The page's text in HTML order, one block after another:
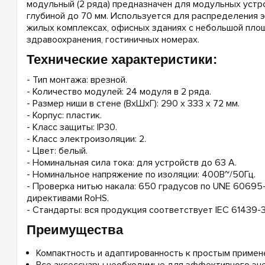
модульный (2 ряда) предназначен для модульных
глубиной до 70 мм. Используется для распределения
жилых комплексах, офисных зданиях с небольшой
здравоохранения, гостиничных номерах.
Технические характеристики:
- Тип монтажа: врезной.
- Количество модулей: 24 модуля в 2 ряда.
- Размер ниши в стене (ВxШxГ): 290 x 333 x 72 мм.
- Корпус: пластик.
- Класс защиты: IP30.
- Класс электроизоляции: 2.
- Цвет: белый.
- Номинальная сила тока: для устройств до 63 А.
- Номинальное напряжение по изоляции: 400В~/50Гц.
- Проверка нитью накала: 650 градусов по UNE
директивами RoHS.
- Стандарты: вся продукция соответствует IEC 61439-
Преимущества
Компактность и адаптированность к простым